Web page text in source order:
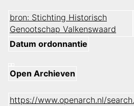
bron: Stichting Historisch
Genootschap Valkenswaard
Datum ordonnantie
Open Archieven
https://www.openarch.nl/